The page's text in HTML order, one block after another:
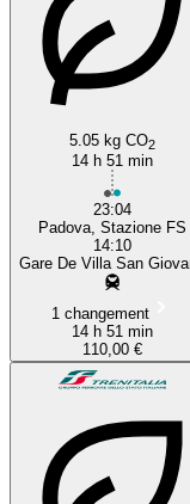
5.05 kg CO2
14 h 51 min
23:04
Padova, Stazione FS
14:10
Gare De Villa San
1 changement
14 h 51 min
110,00 €